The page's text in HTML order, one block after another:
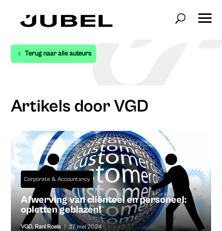
Terug naar alle auteurs
Artikels door VGD
Corporate & Accountancy
Afwerving van cliënteel en personeel:
opletten geblazen!
VGD,Rani Roels 27 mei 2024